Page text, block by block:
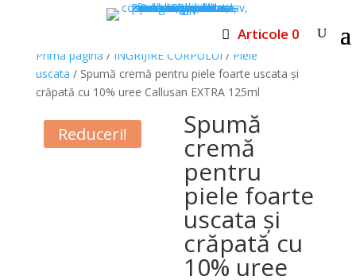
Articole 0
Prima pagină / INGRIJIRE CORPULUI / Piele
uscata / Spumă cremă pentru piele foarte uscata și
crăpată cu 10% uree Callusan EXTRA 125ml
Reduceri! Spumă
cremă
pentru
piele foarte
uscata și
crăpată cu
10% uree